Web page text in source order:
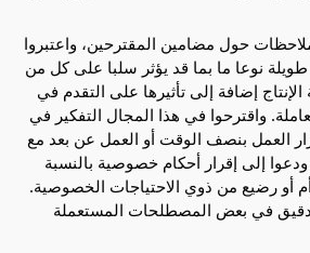
حول مضامين المقترحين، واعتبروا
نوعا ما بما قد يؤثر سلبا على كل من
إضافة إلى تأثيرها على التقدم في
واقترحوا في هذا المجال التفكير في
العمل بنصف الوقت أو العمل عن بعد مع
إلى إقرار أحكام خصوصية بالنسبة
أو رضيع من ذوي الاحتياجات الخصوصية.
في بعض المصطلحات المستعملة